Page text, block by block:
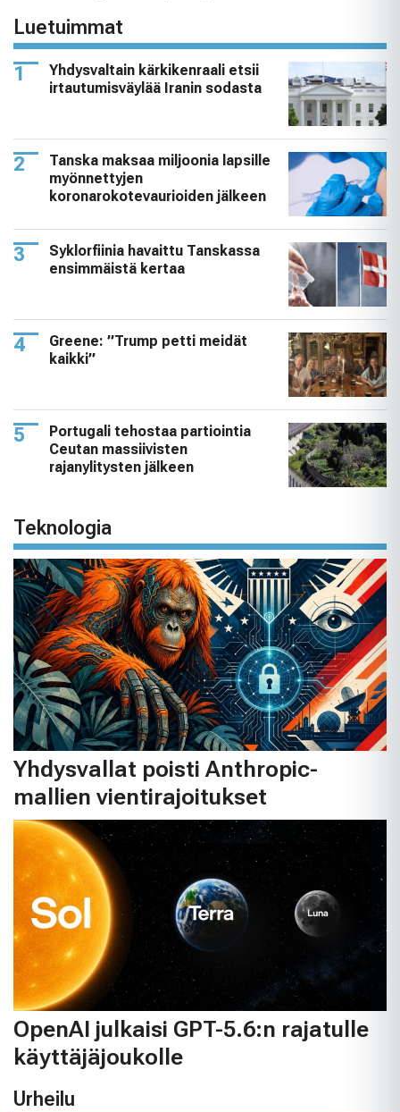
Luetuimmat
Yhdysvaltain kärkikenraali etsii
irtautumisväylää Iranin sodasta
Tanska maksaa miljoonia lapsille
myönnettyjen
koronarokotevaurioiden jälkeen
Syklorfiinia havaittu Tanskassa
ensimmäistä kertaa
Greene: ”Trump petti meidät
kaikki”
Portugali tehostaa partiointia
Ceutan massiivisten
rajanylitysten jälkeen
Teknologia
Yhdysvallat poisti Anthropic-
mallien vientirajoitukset
OpenAI julkaisi GPT-5.6:n rajatulle
käyttäjäjoukolle
Urheilu